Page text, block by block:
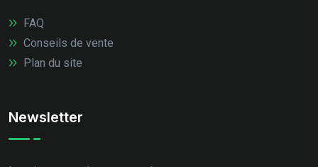
FAQ
Conseils de vente
Plan du site
Newsletter